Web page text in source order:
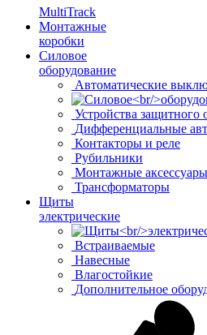
MultiTrack
Монтажные
коробки
Силовое
оборудование
Автоматические
Устройства
Дифференциальные
Контакторы и реле
Рубильники
Монтажные аксессуары
Трансформаторы
Щиты
электрические
Встраиваемые
Навесные
Влагостойкие
Дополнительное